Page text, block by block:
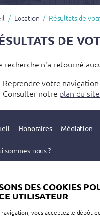
Location Résultats de
DE
recherche n'a retourné
Reprendre votre navigation
Consulter notre plan du site
Honoraires Médiation
sommes-nous ?
DES COOKIES
UTILISATEUR
vous acceptez le dépôt